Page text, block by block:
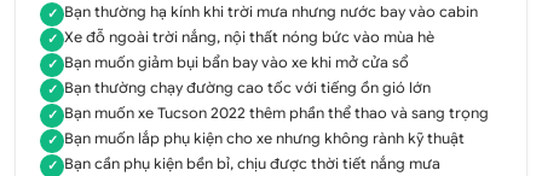
Giảm bụi bẩn: Việc thay đổi hướng gió tránh
bụi bẩn từ bên ngoài bay ào xe nếu hạ kính
Giảm ồn: Khi chạy xe tốc độ cao, vè che mưa
đen dày Sonet còn giúp giảm được tiếng ồn
của gió
✓ Bạn thường hạ kính khi trời mưa nhưng nước bay vào cabin
✓ Xe đỗ ngoài trời nắng, nội thất nóng bức vào mùa hè
✓ Bạn muốn giảm bụi bẩn bay vào xe khi mở cửa sổ
✓ Bạn thường chạy đường cao tốc với tiếng ồn gió lớn
✓ Bạn muốn xe Tucson 2022 thêm phần thể thao và sang trọng
✓ Bạn muốn lắp phụ kiện cho xe nhưng không rành kỹ thuật
✓ Bạn cần phụ kiện bền bỉ, chịu được thời tiết nắng mưa